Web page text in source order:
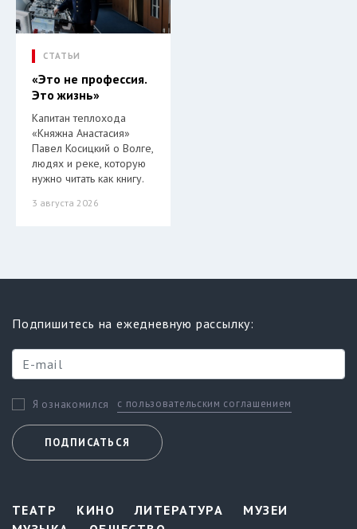
СТАТЬИ
«Это не профессия.
Это жизнь»
Капитан теплохода
«Княжна Анастасия»
Павел Косицкий о Волге,
людях и реке, которую
нужно читать как книгу.
3 августа 2026
Подпишитесь на ежедневную рассылку:
Я ознакомился с пользовательским соглашением
ПОДПИСАТЬСЯ
ТЕАТР КИНО ЛИТЕРАТУРА
МУЗЕИ